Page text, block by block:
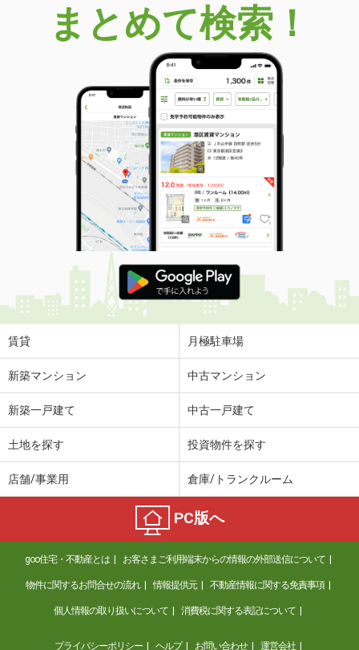
まとめて検索！
賃貸 月極駐車場
新築マンション 中古マンション
新築一戸建て 中古一戸建て
土地を探す 投資物件を探す
店舗/事業用 倉庫/トランクルーム
PC版へ
goo住宅・不動産とは お客さまご利用端末からの情報の外部送信について
物件に関するお問合せの流れ 情報提供元 不動産情報に関する免責事項
個人情報の取り扱いについて 消費税に関する表記について
プライバシーポリシー ヘルプ お問い合わせ 運営会社